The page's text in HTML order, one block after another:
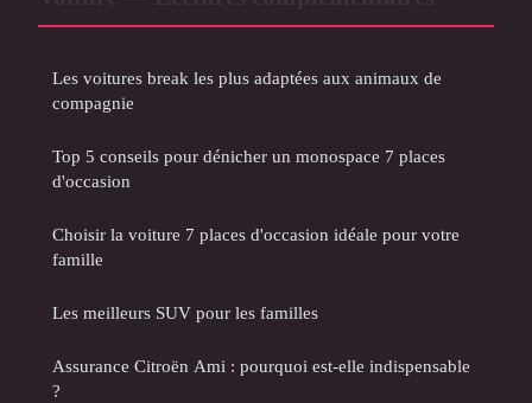
Les voitures break les plus adaptées aux animaux de
compagnie
Top 5 conseils pour dénicher un monospace 7 places
d'occasion
Choisir la voiture 7 places d'occasion idéale pour votre
famille
Les meilleurs SUV pour les familles
Assurance Citroën Ami : pourquoi est-elle indispensable
?